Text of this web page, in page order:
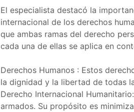
El especialista destacó la
internacional de los derechos
que ambas ramas del derecho
cada una de ellas se aplica en
Derechos Humanos : Estos
la dignidad y la libertad de todas
Derecho Internacional
armados. Su propósito es